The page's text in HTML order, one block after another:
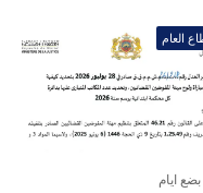
العام
ايام